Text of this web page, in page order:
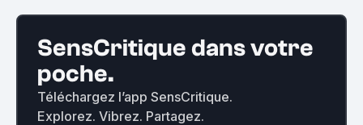
SensCritique dans votre
poche.
Téléchargez l’app SensCritique.
Explorez. Vibrez. Partagez.